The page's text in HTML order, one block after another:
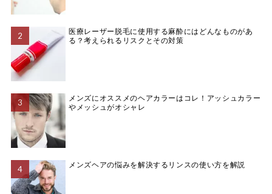
医療レーザー脱毛に使用する麻酔にはどんなものがあ
る？考えられるリスクとその対策
メンズにオススメのヘアカラーはコレ！アッシュカラー
やメッシュがオシャレ
メンズヘアの悩みを解決するリンスの使い方を解説